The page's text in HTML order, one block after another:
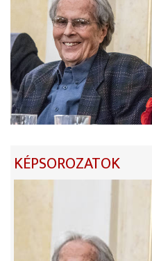
KÉPSOROZATOK